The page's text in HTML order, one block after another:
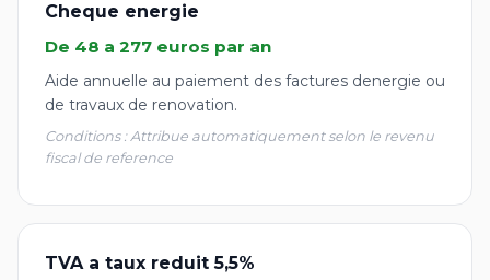
Cheque energie
De 48 a 277 euros par an
Aide annuelle au paiement des factures denergie ou
de travaux de renovation.
Conditions : Attribue automatiquement selon le revenu
fiscal de reference
TVA a taux reduit 5,5%